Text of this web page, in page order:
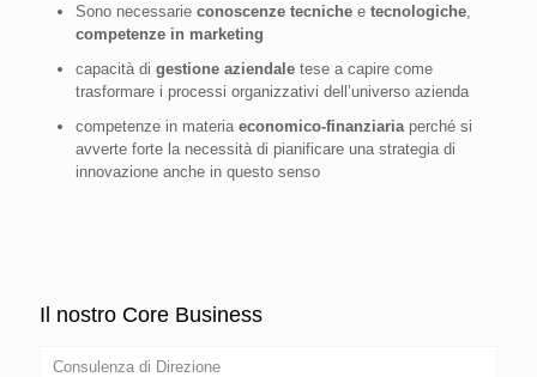
Sono necessarie conoscenze tecniche e tecnologiche
competenze in marketing
capacità di gestione aziendale tese a capire come
trasformare i processi organizzativi dell’universo azienda
competenze in materia economico-finanziaria perché si
avverte forte la necessità di pianificare una strategia di
innovazione anche in questo senso
Il nostro Core Business
Consulenza di Direzione